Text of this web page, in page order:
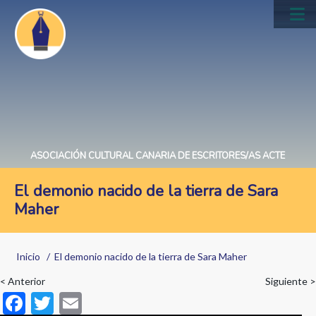
Pasar
contenido
principal
ASOCIACIÓN CULTURAL CANARIA DE ESCRITORES/AS ACTE
El demonio nacido de la tierra de Sara
Maher
Sobrescribir
enlaces
de
Inicio El demonio nacido de la tierra de Sara Maher
< Anterior Siguiente >
F
T